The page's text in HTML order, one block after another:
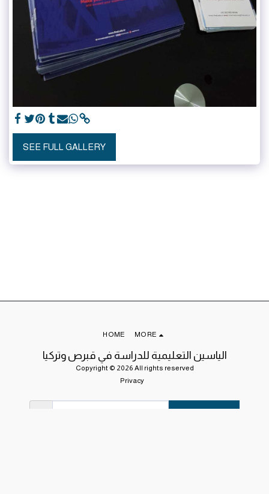
SEE FULL GALLERY
الياسين التعليمية للدراسة في قبرص وتركيا
Copyright © 2026 All rights reserved
Privacy
HOME MORE